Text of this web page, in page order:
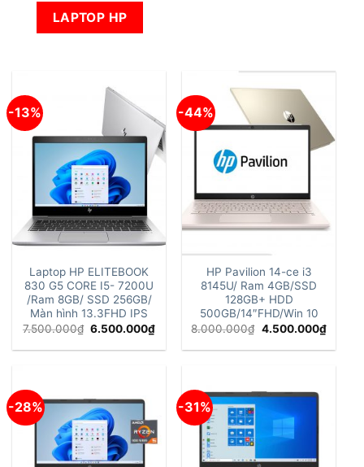
LAPTOP HP
-13%
Laptop HP ELITEBOOK
830 G5 CORE I5- 7200U
/Ram 8GB/ SSD 256GB/
Màn hình 13.3FHD IPS
7.500.000₫ Giá
gốc
là:
6.500.000₫Giá
tại
-44%
HP Pavilion 14-ce i3
8145U/ Ram 4GB/SSD
128GB+ HDD
500GB/14″FHD/Win 10
8.000.000₫ Giá
gốc
là:
4.500.000₫Giá
hiện
tại
-28% -31%